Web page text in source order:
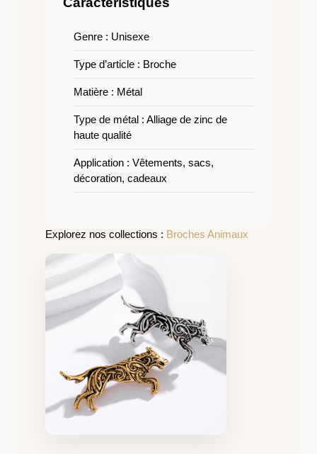
Genre : Unisexe
Type d’article : Broche
Matière : Métal
Type de métal : Alliage de zinc de
haute qualité
Application : Vêtements, sacs,
décoration, cadeaux
Explorez nos collections : Broches Animaux